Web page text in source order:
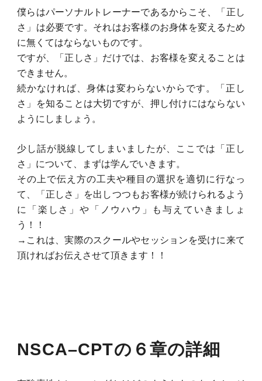
僕らはパーソナルトレーナーであるからこそ、「正し
さ」は必要です。それはお客様のお身体を変えるため
に無くてはならないものです。
ですが、「正しさ」だけでは、お客様を変えることは
できません。
続かなければ、身体は変わらないからです。「正し
さ」を知ることは大切ですが、押し付けにはならない
ようにしましょう。
少し話が脱線してしまいましたが、ここでは「正し
さ」について、まずは学んでいきます。
その上で伝え方の工夫や種目の選択を適切に行なっ
て、「正しさ」を出しつつもお客様が続けられるよう
に「楽しさ」や「ノウハウ」も与えていきましょ
う！！
→これは、実際のスクールやセッションを受けに来て
頂ければお伝えさせて頂きます！！
NSCA–CPTの６章の詳細